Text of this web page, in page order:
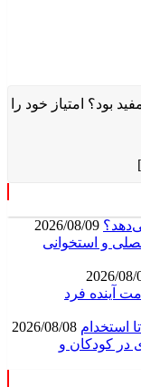
بود؟ امتیاز خود را
]
و استخوانی
آینده فرد
استخدام
در کودکان و